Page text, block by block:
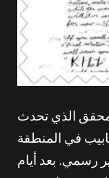
الذي تحدث
في المنطقة
رسمي. بعد أيام